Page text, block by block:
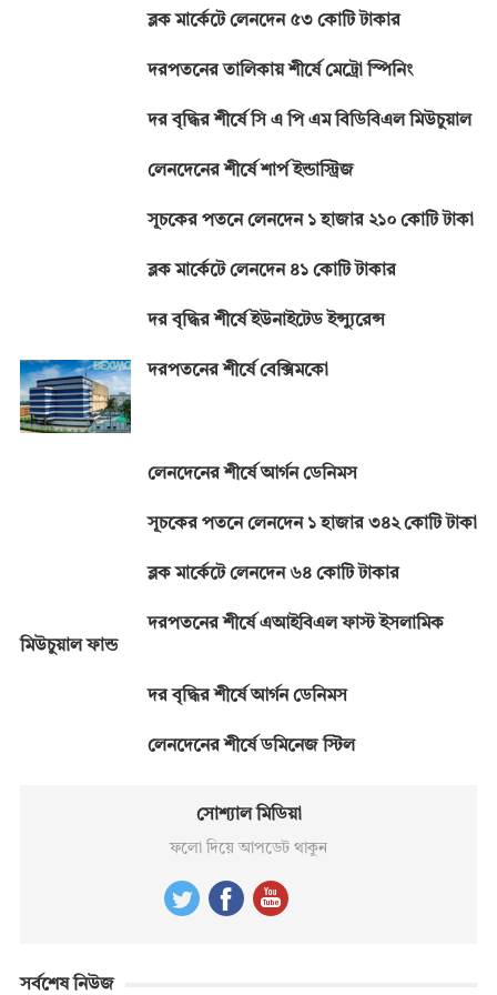
ব্লক মার্কেটে লেনদেন ৫৩ কোটি টাকার
দরপতনের তালিকায় শীর্ষে মেট্রো স্পিনিং
দর বৃদ্ধির শীর্ষে সি এ পি এম বিডিবিএল মিউচুয়াল
লেনদেনের শীর্ষে শার্প ইন্ডাস্ট্রিজ
সূচকের পতনে লেনদেন ১ হাজার ২১০ কোটি টাকা
ব্লক মার্কেটে লেনদেন ৪১ কোটি টাকার
দর বৃদ্ধির শীর্ষে ইউনাইটেড ইন্স্যুরেন্স
দরপতনের শীর্ষে বেক্সিমকো
লেনদেনের শীর্ষে আর্গন ডেনিমস
সূচকের পতনে লেনদেন ১ হাজার ৩৪২ কোটি টাকা
ব্লক মার্কেটে লেনদেন ৬৪ কোটি টাকার
দরপতনের শীর্ষে এআইবিএল ফাস্ট ইসলামিক
মিউচুয়াল ফান্ড
দর বৃদ্ধির শীর্ষে আর্গন ডেনিমস
লেনদেনের শীর্ষে ডমিনেজ স্টিল
সোশ্যাল মিডিয়া
ফলো দিয়ে আপডেট থাকুন
সর্বশেষ নিউজ